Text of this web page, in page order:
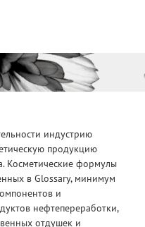
индустрию
продукцию
Косметические формулы
в Glossary, минимум
и
нефтепереработки,
отдушек и